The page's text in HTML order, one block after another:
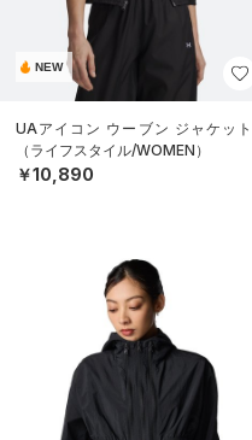
NEW
UAアイコン ウーブン ジャケット
（ライフスタイル/WOMEN）
￥10,890